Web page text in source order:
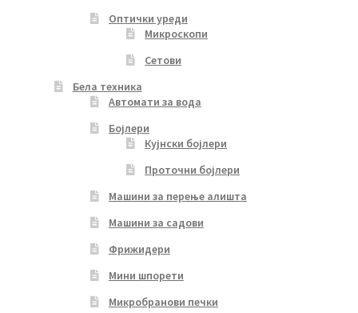
Оптички уреди
Микроскопи
Сетови
Бела техника
Автомати за вода
Бојлери
Кујнски бојлери
Проточни бојлери
Машини за перење алишта
Машини за садови
Фрижидери
Мини шпорети
Микробранови печки